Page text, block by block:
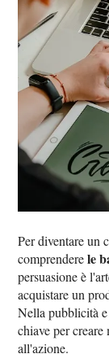
Per diventare un
comprenderele
persuasione è
acquistare un
Nella pubblicità
chiave per
all'azione.